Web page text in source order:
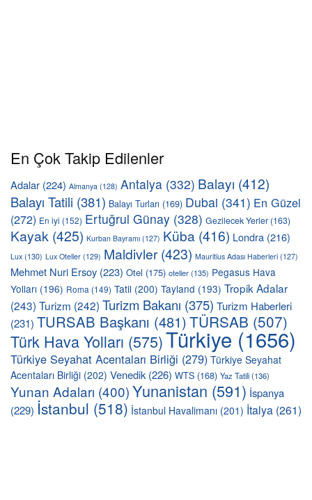
En Çok Takip Edilenler
Adalar (224) Almanya (128) Antalya (332) Balayı (412)
Balayı Tatili (381) Balayı Turları (169) Dubai (341) En Güzel
(272) En iyi (152) Ertuğrul Günay (328) Gezilecek Yerler (163)
Kayak (425) Kurban Bayramı (127) Küba (416) Londra (216)
Lux (130) Lux Oteller (129) Maldivler(423) Mauritius Adası Haberleri (127)
Mehmet Nuri Ersoy (223) Otel (175) oteller(135) Pegasus Hava
Yolları (196) Roma (149) Tatil (200) Tayland (193) Tropik Adalar
(243) Turizm (242) Turizm Bakanı (375) Turizm Haberleri
(231) TURSAB Başkanı (481)TÜRSAB (507)
Türk Hava Yolları (575)Türkiye (1656)
Türkiye Seyahat Acentaları Birliği (279) Türkiye Seyahat
Acentaları Birliği (202) Venedik (226) WTS (168) Yaz Tatili(136)
Yunan Adaları (400)Yunanistan (591) İspanya
(229) İstanbul (518) İstanbul Havalimanı (201) İtalya (261)